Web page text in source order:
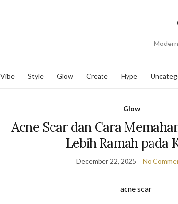
Modern
Vibe Style Glow Create Hype
Glow
Acne Scar dan Cara
Lebih Ramah pada
December 22, 2025 No